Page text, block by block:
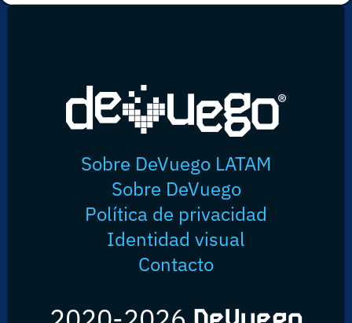
Sobre DeVuego LATAM
Sobre DeVuego
Política de privacidad
Identidad visual
Contacto